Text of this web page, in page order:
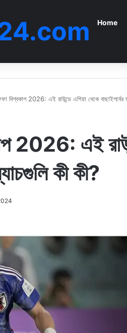
Home
বিশ্বকাপ 2026: এই রাউন্ডে এশিয়া থেকে বাছাইপর্বের
2026: এই
কী কী?